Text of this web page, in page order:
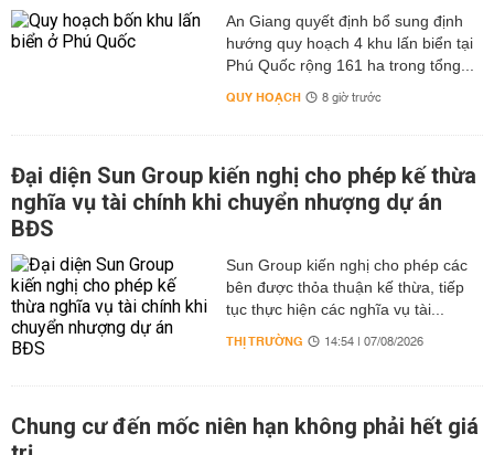
An Giang quyết định bổ sung định
hướng quy hoạch 4 khu lấn biển tại
Phú Quốc rộng 161 ha trong tổng...
QUY HOẠCH 8 giờ trước
Đại diện Sun Group kiến nghị cho phép kế thừa
nghĩa vụ tài chính khi chuyển nhượng dự án
BĐS
Sun Group kiến nghị cho phép các
bên được thỏa thuận kế thừa, tiếp
tục thực hiện các nghĩa vụ tài...
THỊ TRƯỜNG 14:54 | 07/08/2026
Chung cư đến mốc niên hạn không phải hết giá